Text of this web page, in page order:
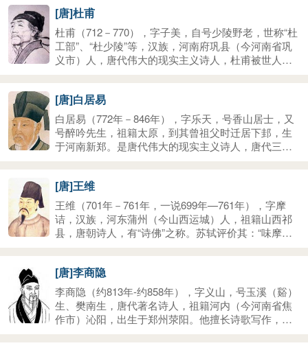
湖北安陆有纪念馆。
[唐]杜甫
杜甫（712－770），字子美，自号少陵野老，世称“杜
工部”、“杜少陵”等，汉族，河南府巩县（今河南省巩
义市）人，唐代伟大的现实主义诗人，杜甫被世人尊
别开来，杜甫与李白又合称“大李杜”。他忧国忧民，人
格高尚，他的约1400余首诗被保留了下来，诗艺精
湛，在中国古典诗歌中备受推崇，影响深远。759-766
年间曾居成都，后世有杜甫草堂纪念。
[唐]白居易
白居易（772年－846年），字乐天，号香山居士，又
号醉吟先生，祖籍太原，到其曾祖父时迁居下邽，生
于河南新郑。是唐代伟大的现实主义诗人，唐代三大
泛，形式多样，语言平易通俗，有“诗魔”和“诗王”之
称。官至翰林学士、左赞善大夫。公元846年，白居易
在洛阳逝世，葬于香山。有《白氏长庆集》传世，代
表诗作有《长恨歌》、《卖炭翁》、《琵琶行》等。
[唐]王维
王维（701年－761年，一说699年—761年），字摩
诘，汉族，河东蒲州（今山西运城）人，祖籍山西祁
县，唐朝诗人，有“诗佛”之称。苏轼评价其：“味摩诘
表，今存诗400余首，重要诗作有《相思》《山居秋
暝》等。王维精通佛学，受禅宗影响很大。佛教有一
部《维摩诘经》，是王维名和字的由来。王维诗书画
都很有名，多才多艺，音乐也很精通。与孟浩然合称
“王孟”。
[唐]李商隐
李商隐（约813年-约858年），字义山，号玉溪（谿）
生、樊南生，唐代著名诗人，祖籍河内（今河南省焦
作市）沁阳，出生于郑州荥阳。他擅长诗歌写作，骈